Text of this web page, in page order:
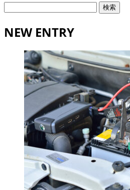
検
NEW ENTRY